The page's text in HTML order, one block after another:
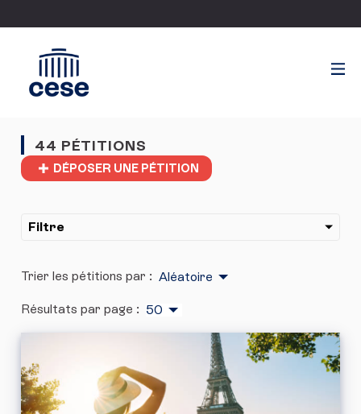
44 PÉTITIONS
DÉPOSER UNE PÉTITION
Filtre
Trier les pétitions par : Aléatoire
Résultats par page : 50